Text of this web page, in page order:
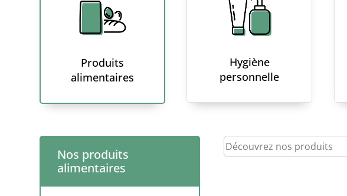
Produits
alimentaires
Hygiène
personnelle
Nos produits
alimentaires